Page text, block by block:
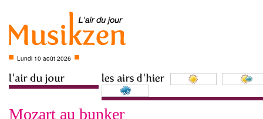
Lundi 10 août 2026
Mozart au bunker